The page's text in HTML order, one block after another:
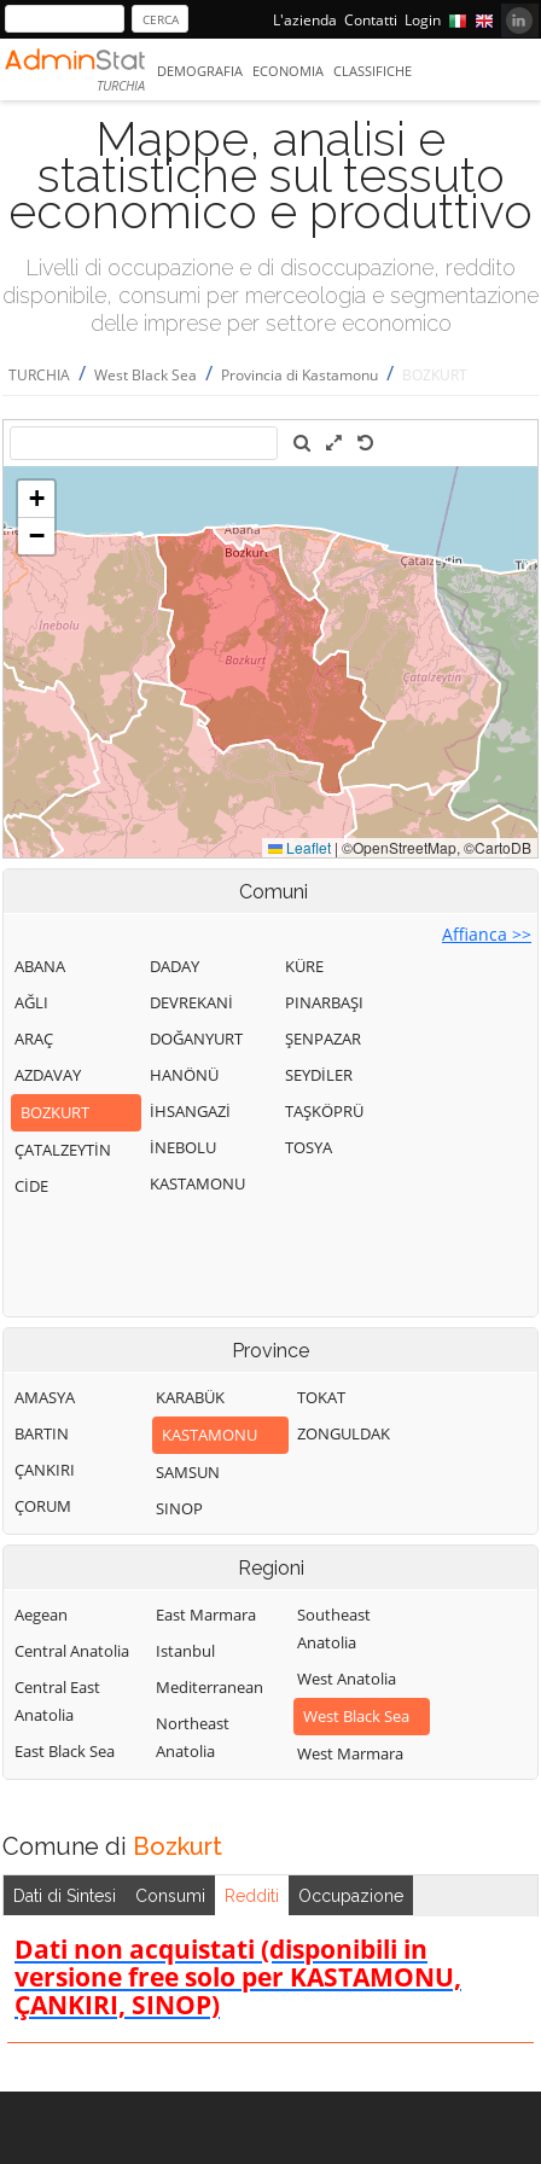
L'azienda Contatti Login
TURCHIA
DEMOGRAFIA ECONOMIA CLASSIFICHE
Mappe, analisi e
statistiche sul tessuto
economico e produttivo
Livelli di occupazione e di disoccupazione, reddito
disponibile, consumi per merceologia e segmentazione
delle imprese per settore economico
TURCHIA / West Black Sea / Provincia di Kastamonu / BOZKURT
Comuni
Affianca >>
ABANA
AĞLI
ARAÇ
AZDAVAY
BOZKURT
ÇATALZEYTİN
CİDE
DADAY
DEVREKANİ
DOĞANYURT
HANÖNÜ
İHSANGAZİ
İNEBOLU
KASTAMONU
KÜRE
PINARBAŞI
ŞENPAZAR
SEYDİLER
TAŞKÖPRÜ
TOSYA
Province
AMASYA
BARTIN
ÇANKIRI
ÇORUM
KARABÜK
KASTAMONU
SAMSUN
SINOP
TOKAT
ZONGULDAK
Regioni
Aegean
Central Anatolia
Central East
Anatolia
East Black Sea
East Marmara
Istanbul
Mediterranean
Northeast
Anatolia
Southeast
Anatolia
West Anatolia
West Black Sea
West Marmara
Comune di Bozkurt
Dati di Sintesi Consumi Redditi Occupazione
Dati non acquistati (disponibili in
versione free solo per KASTAMONU,
ÇANKIRI, SINOP)